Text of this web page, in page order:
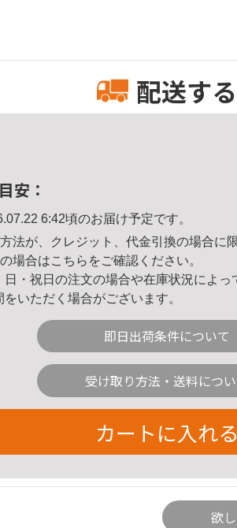
配送する
安：
6:42頃のお届け予定です。
法が、クレジット、代金引換の場合に
場合はこちら をご確認ください。
・祝日の注文の場合や在庫状況によっ
をいただく場合がございます。
即日出荷条件について
受け取り方法・送料につ
カートに入れる
欲